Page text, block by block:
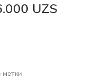
UZS
метки